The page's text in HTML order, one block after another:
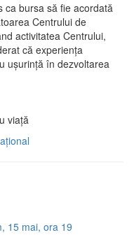
ca bursa să fie acordată
Centrului de
activitatea Centrului,
că experiența
ușurință în dezvoltarea
viață
15 mai, ora 19